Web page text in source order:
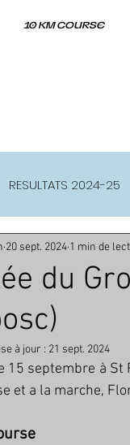
10 KM COURSE
RESULTATS 2024-25
du
20 sept. 2024 1 min de
à jour : 21 sept. 2024
15 septembre à
et a la marche,